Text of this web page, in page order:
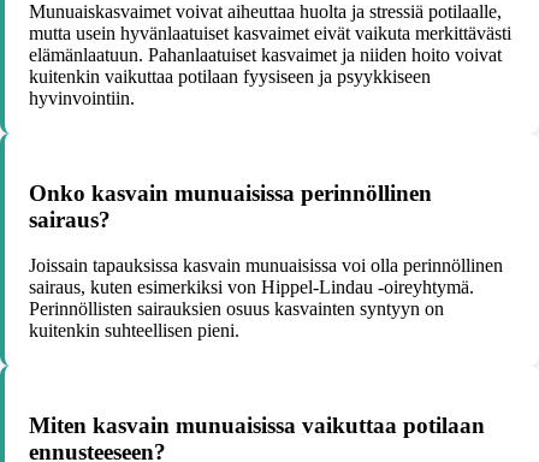
Munuaiskasvaimet voivat aiheuttaa huolta ja stressiä potilaalle,
mutta usein hyvänlaatuiset kasvaimet eivät vaikuta merkittävästi
elämänlaatuun. Pahanlaatuiset kasvaimet ja niiden hoito voivat
kuitenkin vaikuttaa potilaan fyysiseen ja psyykkiseen
hyvinvointiin.
Onko kasvain munuaisissa perinnöllinen
sairaus?
Joissain tapauksissa kasvain munuaisissa voi olla perinnöllinen
sairaus, kuten esimerkiksi von Hippel-Lindau -oireyhtymä.
Perinnöllisten sairauksien osuus kasvainten syntyyn on
kuitenkin suhteellisen pieni.
Miten kasvain munuaisissa vaikuttaa potilaan
ennusteeseen?